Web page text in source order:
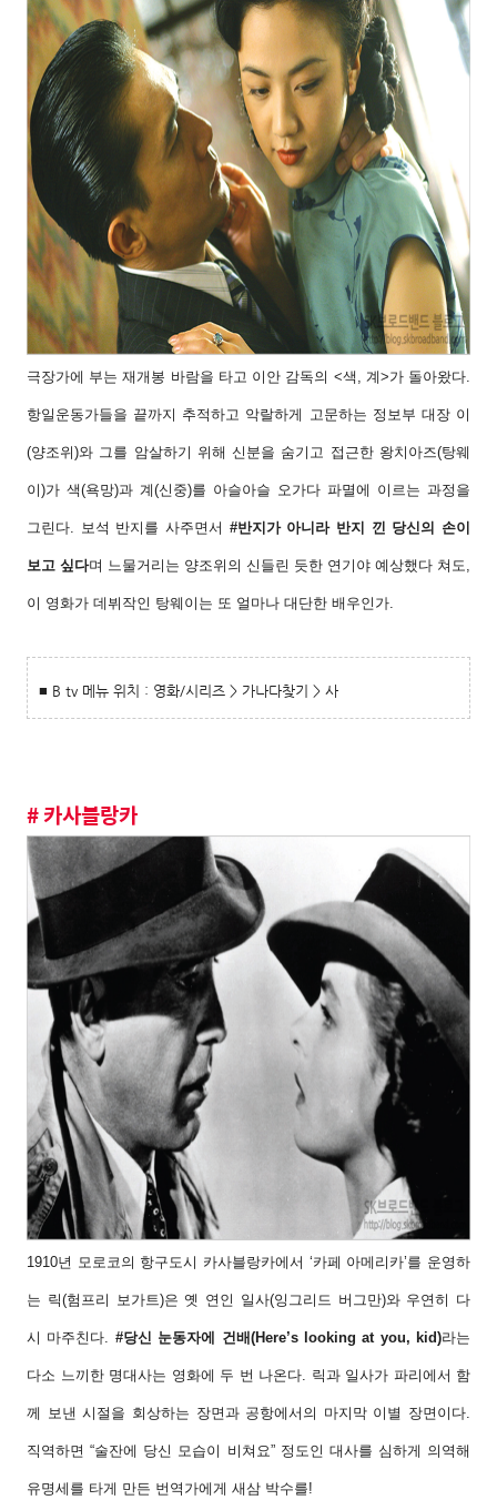
극장가에 부는 재개봉 바람을 타고 이안 감독의 <색, 계>가 돌아왔다.
항일운동가들을 끝까지 추적하고 악랄하게 고문하는 정보부 대장 이
(양조위)와 그를 암살하기 위해 신분을 숨기고 접 근한 왕치아즈(탕웨
이)가 색(욕망)과 계(신중)를 아슬아슬 오가다 파멸에 이르는 과정을
그린다. 보석 반지를 사주면서 #반지가 아니라 반지 낀 당신의 손이
보고 싶다며 느물거리는 양조위의 신들린 듯한 연기야 예상했다 쳐도,
이 영화가 데뷔작인 탕웨이는 또 얼마나 대단한 배우인가.
■ B tv 메뉴 위치 : 영화/시리즈 > 가나다찾기 > 사
# 카사블랑카
1910년 모로코의 항구도시 카사블랑카에서 ‘카페 아메리카’를 운영하
는 릭(험프리 보가트)은옛 연인 일사(잉그리드 버그만)와 우연히 다
시 마주친다. #당신 눈동자에 건배(Here’s lookingat you, kid)라는
다소 느끼한 명대사는 영화에 두 번 나온다. 릭과 일사가 파리에서 함
께 보낸시절을 회상하는 장면과 공항에서의 마지막 이 별 장면이다.
직역하면 “술잔에 당신 모습이 비 쳐요” 정도인 대사를 심하게 의역해
유명세를 타게 만든 번역가에게 새삼 박수를!